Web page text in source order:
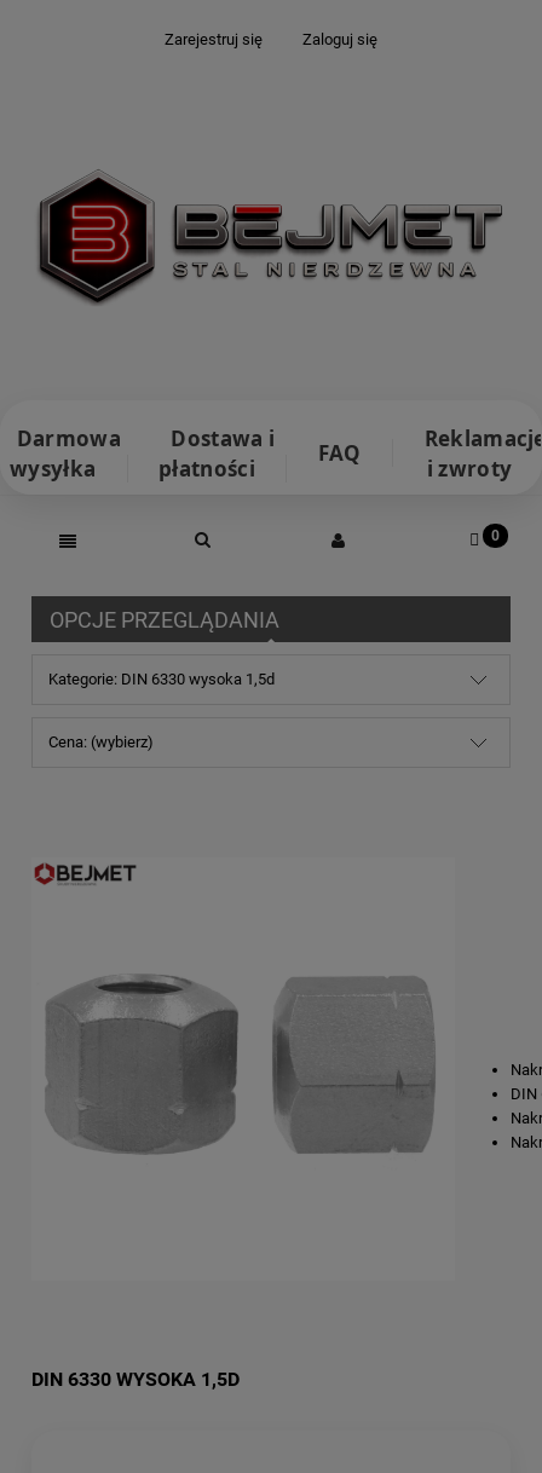
Zarejestruj się Zaloguj się
Darmowa
wysyłka
Dostawa i
płatności
FAQ
i zwroty
OPCJE PRZEGLĄDANIA
Kategorie: DIN 6330 wysoka 1,5d
Cena: (wybierz)
DIN
DIN 6330 WYSOKA 1,5D